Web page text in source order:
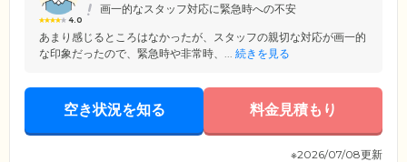
4.0
画一的なスタッフ対応に緊急時への不安
あまり感じるところはなかったが、スタッフの親切な対応が画一的
な印象だったので、緊急時や非常時、... 続きを見る
空き状況を知る 料金見積もり
※2026/07/08更新